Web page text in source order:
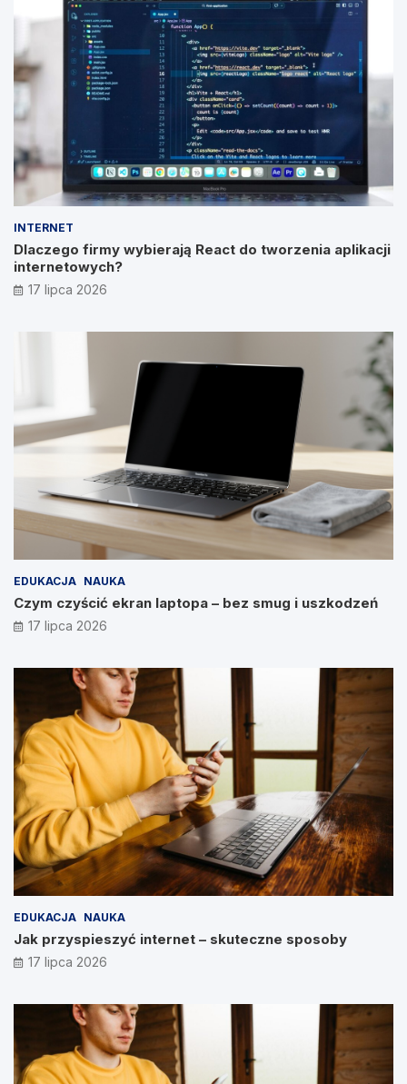
INTERNET
Dlaczego firmy wybierają React do tworzenia aplikacji
internetowych?
17 lipca 2026
EDUKACJA NAUKA
Czym czyścić ekran laptopa – bez smug i uszkodzeń
17 lipca 2026
EDUKACJA NAUKA
Jak przyspieszyć internet – skuteczne sposoby
17 lipca 2026